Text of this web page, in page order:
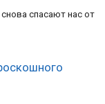
спасают нас от